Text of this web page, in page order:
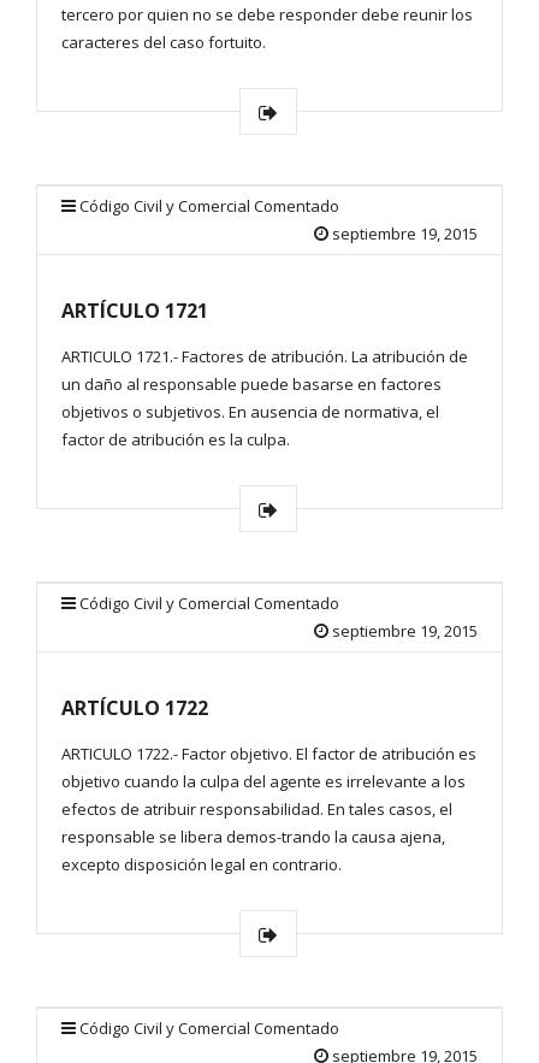
tercero por quien no se debe responder debe reunir los
caracteres del caso fortuito.
Código Civil y Comercial Comentado
septiembre 19, 2015
ARTÍCULO 1721
ARTICULO 1721.- Factores de atribución. La atribución de
un daño al responsable puede basarse en factores
objetivos o subjetivos. En ausencia de normativa, el
factor de atribución es la culpa.
Código Civil y Comercial Comentado
septiembre 19, 2015
ARTÍCULO 1722
ARTICULO 1722.- Factor objetivo. El factor de atribución es
objetivo cuando la culpa del agente es irrelevante a los
efectos de atribuir responsabilidad. En tales casos, el
responsable se libera demos-trando la causa ajena,
excepto disposición legal en contrario.
Código Civil y Comercial Comentado
septiembre 19, 2015